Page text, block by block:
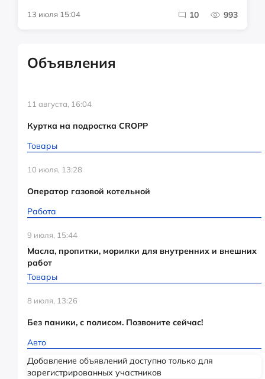
13 июля 15:04 10 993
Объявления
11 августа, 16:04
Куртка на подростка CROPP
Товары
10 июля, 13:28
Оператор газовой котельной
Работа
9 июля, 15:44
Масла, пропитки, морилки для внутренних и внешних
работ
Товары
8 июля, 13:26
Без паники, с полисом. Позвоните сейчас!
Авто
Добавление объявлений доступно только для
зарегистрированных участников